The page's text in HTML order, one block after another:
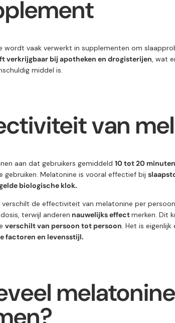
wordt vaak verwerkt in supplementen om
verkrijgbaar bij apotheken en drogisterijen, wat
middel is.
van
aan dat gebruikers gemiddeld 10 tot 20
gebruiken. Melatonine is vooral effectief bij
biologische klok.
verschilt de effectiviteit van melatonine per
terwijl anderen nauwelijks effectmerken. Dit
verschilt van persoon tot persoon. Het is
factoren en levensstijl.